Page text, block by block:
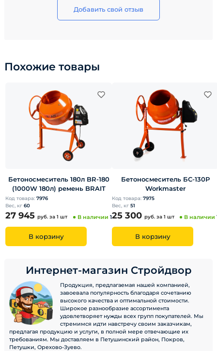
Добавить свой отзыв
Похожие товары
Бетоносмеситель 180л BR-180
(1000W 180л) ремень BRAIT
Код товара: 7976
Вес, кг 60
27 945 руб. за 1 шт В наличии 1
В корзину
Бетоносмеситель БС-130Р
Workmaster
Код товара: 7975
Вес, кг 51
25 300 руб. за 1 шт В наличии
В корзину
Интернет-магазин Стройдвор
Продукция, предлагаемая нашей компанией,
завоевала популярность благодаря сочетанию
высокого качества и оптимальной стоимости.
Широкое разнообразие ассортимента
удовлетворяет нужды всех групп покупателей. Мы
стремимся идти навстречу своим заказчикам,
предлагая продукцию и услуги, в полной мере отвечающие их
требованиям. Мы доставляем в Петушинский район, Покров,
Петушки, Орехово-Зуево.